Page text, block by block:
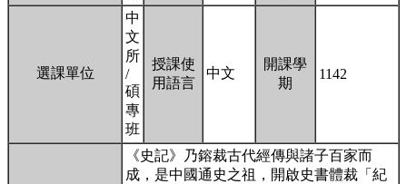
選課單位
中
文
所
/
碩
專
班
授課使
用語言
中文
開課學
期
1142
《史記》乃鎔裁古代經傳與諸子百家而
成，是中國通史之祖，開啟史書體裁「紀